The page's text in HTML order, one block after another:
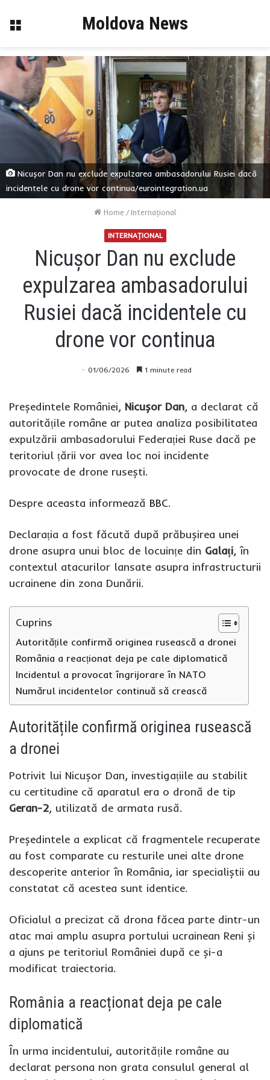
Menu Moldova News
Nicușor Dan nu exclude expulzarea ambasadorului Rusiei dacă
incidentele cu drone vor continua/eurointegration.ua
Home / Internaţional
INTERNAŢIONAL
Nicușor Dan nu exclude
expulzarea ambasadorului
Rusiei dacă incidentele cu
drone vor continua
01/06/2026 1 minute read
Președintele României, Nicușor Dan, a declarat că
autoritățile române ar putea analiza posibilitatea
expulzării ambasadorului Federației Ruse dacă pe
teritoriul țării vor avea loc noi incidente
provocate de drone rusești.
Despre aceasta informează BBC.
Declarația a fost făcută după prăbușirea unei
drone asupra unui bloc de locuințe din Galați, în
contextul atacurilor lansate asupra infrastructurii
ucrainene din zona Dunării.
Cuprins
Autoritățile confirmă originea rusească a dronei
România a reacționat deja pe cale diplomatică
Incidentul a provocat îngrijorare în NATO
Numărul incidentelor continuă să crească
Autoritățile confirmă originea rusească
a dronei
Potrivit lui Nicușor Dan, investigațiile au stabilit
cu certitudine că aparatul era o dronă de tip
Geran-2, utilizată de armata rusă.
Președintele a explicat că fragmentele recuperate
au fost comparate cu resturile unei alte drone
descoperite anterior în România, iar specialiștii au
constatat că acestea sunt identice.
Oficialul a precizat că drona făcea parte dintr-un
atac mai amplu asupra portului ucrainean Reni și
a ajuns pe teritoriul României după ce și-a
modificat traiectoria.
România a reacționat deja pe cale
diplomatică
În urma incidentului, autoritățile române au
declarat persona non grata consulul general al